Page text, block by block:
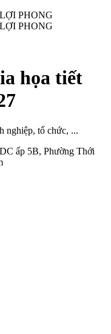
PHONG
PHONG
họa tiết
nghiệp, tổ chức, ...
ấp 5B, Phường Thới